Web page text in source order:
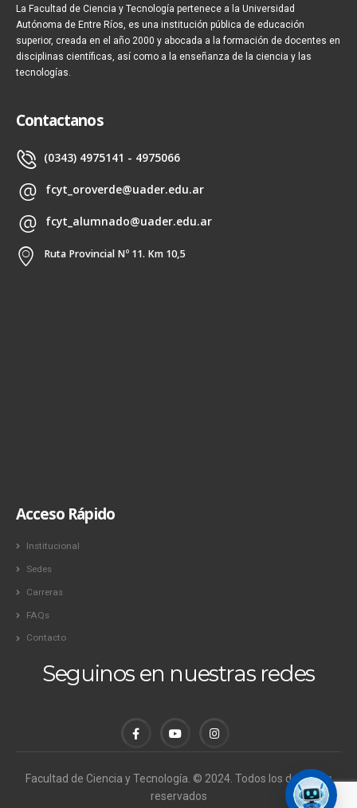
La Facultad de Ciencia y Tecnología pertenece a la Universidad
Autónoma de Entre Ríos, es una institución pública de educación
superior, creada en el año 2000 y abocada a la formación de docentes en
disciplinas científicas, así como a la enseñanza de la ciencia y las
tecnologías.
Contactanos
(0343) 4975141 - 4975066
fcyt_oroverde@uader.edu.ar
fcyt_alumnado@uader.edu.ar
Ruta Provincial Nº 11. Km 10,5
Acceso Rápido
Institucional
Sedes
Carreras
FAQs
Contacto
Seguinos en nuestras redes
Facultad de Ciencia y Tecnología. © 2024. Todos los derechos
reservados